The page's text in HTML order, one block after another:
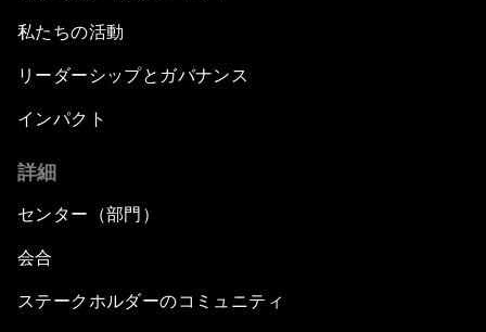
私たちの活動
リーダーシップとガバナンス
インパクト
詳細
センター（部門）
会合
ステークホルダーのコミュニティ